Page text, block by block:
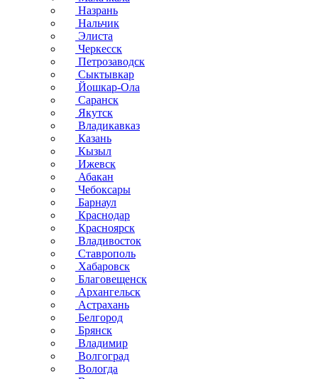
Назрань
Нальчик
Элиста
Черкесск
Петрозаводск
Сыктывкар
Йошкар-Ола
Саранск
Якутск
Владикавказ
Казань
Кызыл
Ижевск
Абакан
Чебоксары
Барнаул
Краснодар
Красноярск
Владивосток
Ставрополь
Хабаровск
Благовещенск
Архангельск
Астрахань
Белгород
Брянск
Владимир
Волгоград
Вологда